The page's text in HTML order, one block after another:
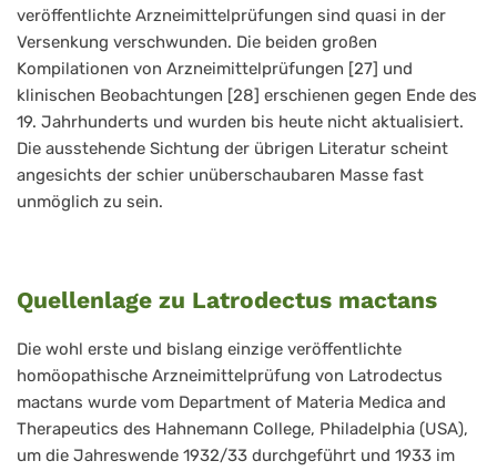
veröffentlichte Arzneimittelprüfungen sind quasi in der
Versenkung verschwunden. Die beiden großen
Kompilationen von Arzneimittelprüfungen [27] und
klinischen Beobachtungen [28] erschienen gegen Ende des
19. Jahrhunderts und wurden bis heute nicht aktualisiert.
Die ausstehende Sichtung der übrigen Literatur scheint
angesichts der schier unüberschaubaren Masse fast
unmöglich zu sein.
Quellenlage zu Latrodectus mactans
Die wohl erste und bislang einzige veröffentlichte
homöopathische Arzneimittelprüfung von Latrodectus
mactans wurde vom Department of Materia Medica and
Therapeutics des Hahnemann College, Philadelphia (USA),
um die Jahreswende 1932/33 durchgeführt und 1933 im